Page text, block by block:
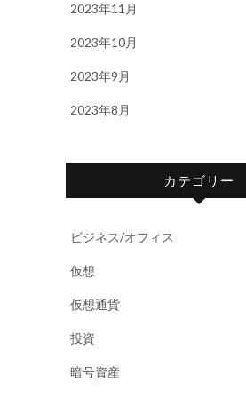
2023年11月
2023年10月
2023年9月
2023年8月
カテゴリー
ビジネス/オフィス
仮想
仮想通貨
投資
暗号資産